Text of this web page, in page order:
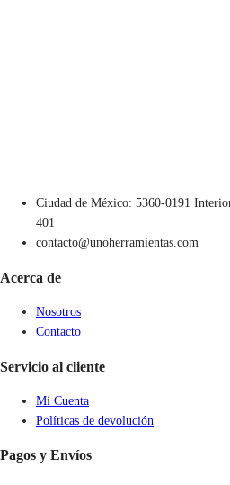
Ciudad de México: 5360-0191
401
contacto@unoherramientas.com
Acerca de
Nosotros
Contacto
Servicio al cliente
Mi Cuenta
Políticas de devolución
Pagos y Envíos